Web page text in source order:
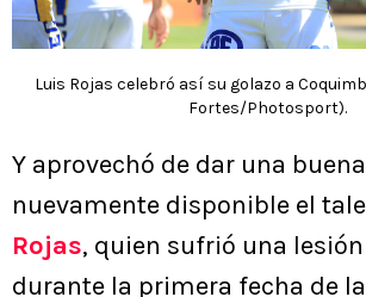
Luis Rojas celebró así su golazo a
Fortes/Photosport).
Y aprovechó de dar una
nuevamente disponible el
Rojas, quien sufrió una
durante la primera fecha de